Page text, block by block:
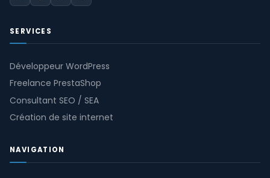
SERVICES
Développeur WordPress
Freelance PrestaShop
Consultant SEO / SEA
Création de site internet
NAVIGATION